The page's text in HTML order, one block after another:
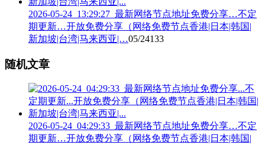
2026-05-24_13:29:27_最新网络节点地址免费分享…不定
期更新…开放免费分享（网络免费节点香港|日本|韩国|
新加坡|台湾|马来西亚|…05/24133
随机文章
2026-05-24_04:29:33_最新网络节点地址免费分享…不定
期更新…开放免费分享（网络免费节点香港|日本|韩国|